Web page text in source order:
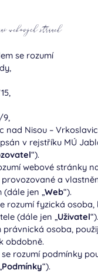
stránek
se rozumí
9,
nad Nisou –
v rejstříku MÚ
“).
webové stránky
provozované a
(dále jen „Web“).
rozumí fyzická
(dále jen „Uživatel
právnická osoba,
obdobně.
se rozumí podmínky
Podmínky“).